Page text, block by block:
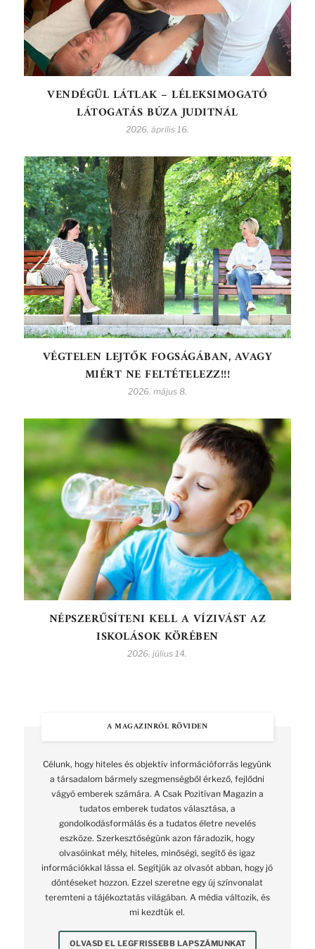
VENDÉGÜL LÁTLAK – LÉLEKSIMOGATÓ
LÁTOGATÁS BÚZA JUDITNÁL
2026. április 16.
VÉGTELEN LEJTŐK FOGSÁGÁBAN, AVAGY
MIÉRT NE FELTÉTELEZZ!!!
2026. május 8.
NÉPSZERŰSÍTENI KELL A VÍZIVÁST AZ
ISKOLÁSOK KÖRÉBEN
2026. július 14.
A MAGAZINRÓL RÖVIDEN
Célunk, hogy hiteles és objektív információforrás legyünk
a társadalom bármely szegmenségből érkező, fejlődni
vágyó emberek számára. A Csak Pozitívan Magazin a
tudatos emberek tudatos választása, a
gondolkodásformálás és a tudatos életre nevelés
eszköze. Szerkesztőségünk azon fáradozik, hogy
olvasóinkat mély, hiteles, minőségi, segítő és igaz
információkkal lássa el. Segítjük az olvasót abban, hogy jó
döntéseket hozzon. Ezzel szeretne egy új színvonalat
teremteni a tájékoztatás világában. A média változik, és
mi kezdtük el.
OLVASD EL LEGFRISSEBB LAPSZÁMUNKAT